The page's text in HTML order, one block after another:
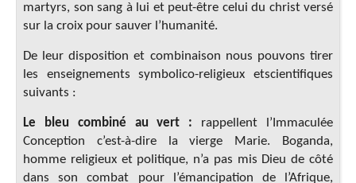
martyrs, son sang à lui et peut-être celui du christ versé
sur la croix pour sauver l’humanité.
De leur disposition et combinaison nous pouvons tirer
les enseignements symbolico-religieux etscientifiques
suivants :
Le bleu combiné au vert : rappellent l’Immaculée
Conception c’est-à-dire la vierge Marie. Boganda,
homme religieux et politique, n’a pas mis Dieu de côté
dans son combat pour l’émancipation de l’Afrique,